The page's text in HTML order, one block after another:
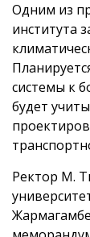
Одним из
института
системы к
будет
Ректор М.